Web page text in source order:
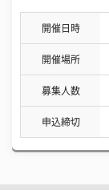
開催日時
開催場所
募集人数
申込締切